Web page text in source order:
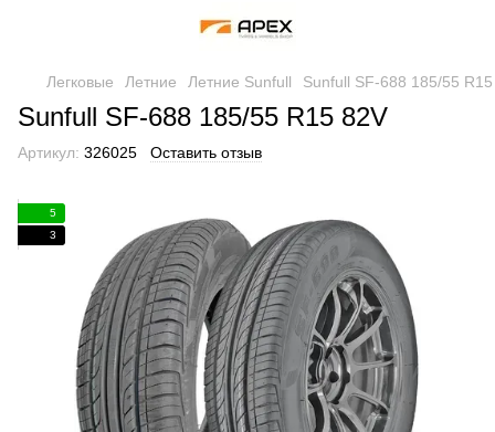
Легковые Летние Летние Sunfull Sunfull SF-688 185/55
Sunfull SF-688 185/55 R15 82V
Артикул: 326025 Оставить отзыв
5
3